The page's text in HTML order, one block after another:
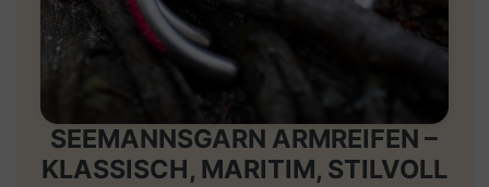
SEEMANNSGARN ARMREIFEN –
KLASSISCH, MARITIM, STILVOLL